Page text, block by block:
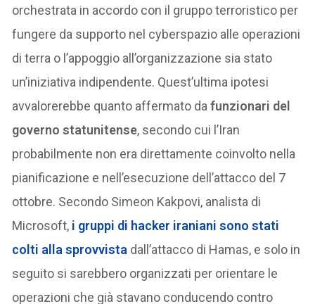
orchestrata in accordo con il gruppo terroristico per
fungere da supporto nel cyberspazio alle operazioni
di terra o l’appoggio all’organizzazione sia stato
un’iniziativa indipendente. Quest’ultima ipotesi
avvalorerebbe quanto affermato dafunzionari del
governo statunitense, secondo cui l’Iran
probabilmente non era direttamente coinvolto nella
pianificazione e nell’esecuzione dell’attacco del 7
ottobre. Secondo Simeon Kakpovi, analista di
Microsoft, i gruppi di hacker iraniani sono stati
colti alla sprovvista dall’attacco di Hamas, e solo in
seguito si sarebbero organizzati per orientare le
operazioni che già stavano conducendo contro